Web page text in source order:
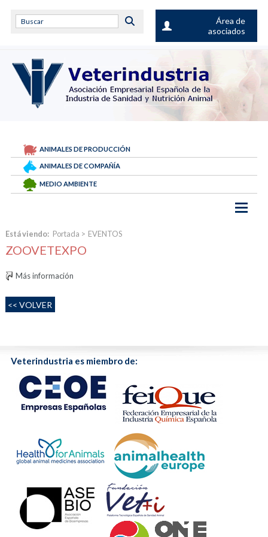
Área de
asociados
ANIMALES DE PRODUCCIÓN
ANIMALES DE COMPAÑÍA
MEDIO AMBIENTE
Está viendo: Portada > EVENTOS
ZOOVETEXPO
Más información
<< VOLVER
Veterindustria es miembro de: